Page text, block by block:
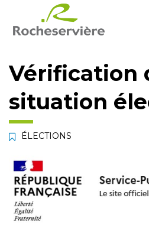
contenu
pied
Vérification
situation
ÉLECTIONS